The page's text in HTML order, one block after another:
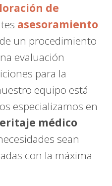
de
asesoramiento
un procedimiento
evaluación
para la
equipo está
especializamos en
médico
sean
con la máxima